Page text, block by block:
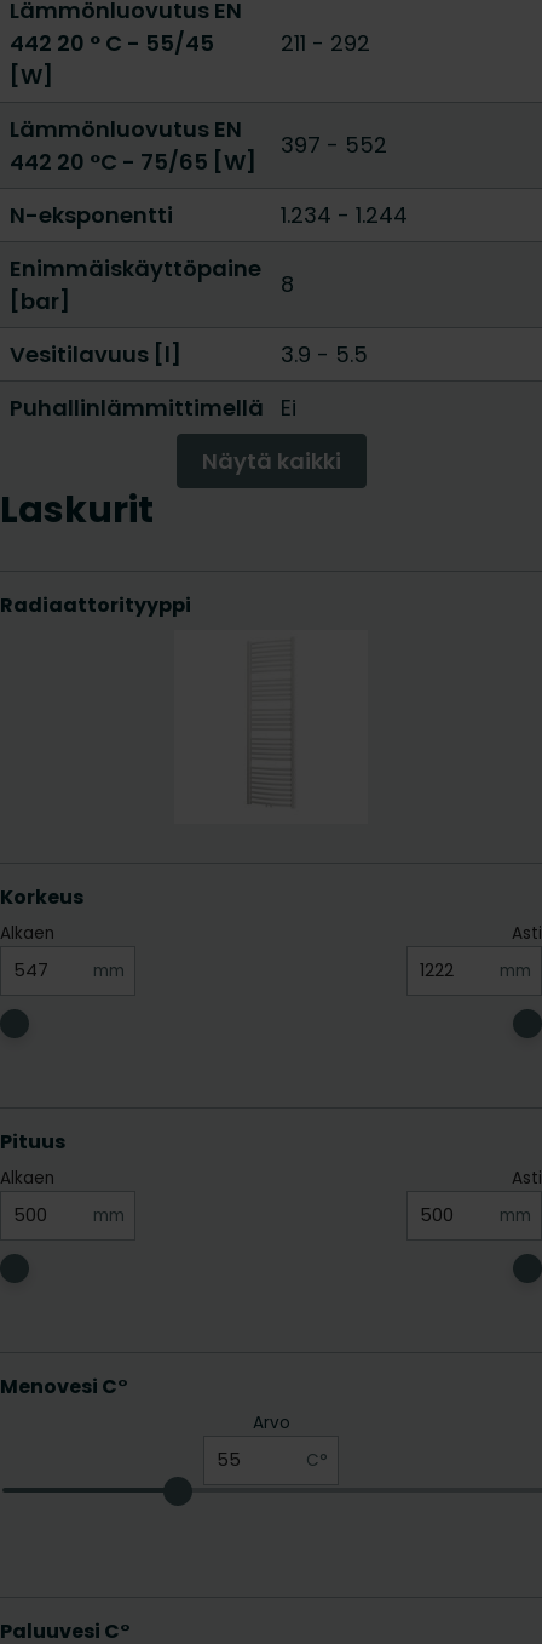
Lämmönluovutus EN
442 20 ° C - 55/45
[W]
211 - 292
Lämmönluovutus EN
442 20 °C - 75/65 [W]
397 - 552
N-eksponentti 1.234 - 1.244
Enimmäiskäyttöpaine
[bar]
8
Vesitilavuus [l] 3.9 - 5.5
Puhallinlämmittimellä
Ei
Näytä kaikki
Laskurit